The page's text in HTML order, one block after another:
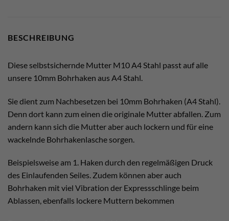
BESCHREIBUNG
Diese selbstsichernde Mutter M10 A4 Stahl passt auf alle
unsere 10mm Bohrhaken aus A4 Stahl.
Sie dient zum Nachbesetzen bei 10mm Bohrhaken (A4 Stahl).
Denn dort kann zum einen die originale Mutter abfallen. Zum
andern kann sich die Mutter aber auch lockern und für eine
wackelnde Bohrhakenlasche sorgen.
Beispielsweise am 1. Haken durch den regelmäßigen Druck
des Einlaufenden Seiles. Zudem können aber auch
Bohrhaken mit viel Vibration der Expressschlinge beim
Ablassen, ebenfalls lockere Muttern bekommen